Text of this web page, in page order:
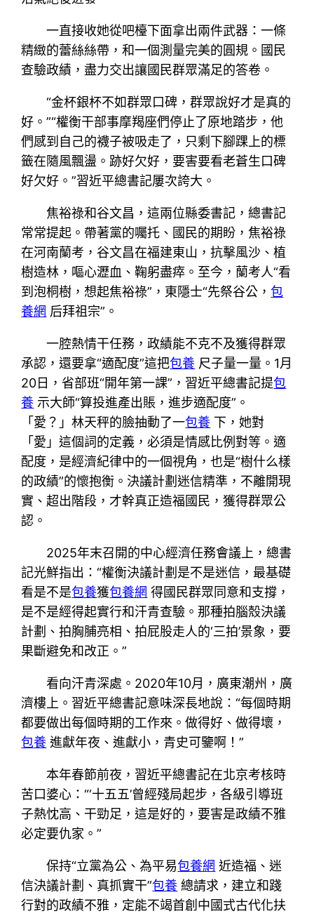
一直接收她從吧檯下面拿出兩件武器：一條
精緻的蕾絲絲帶，和一個測量完美的圓規。國民
查驗政績，盡力交出讓國民群眾滿足的答卷。
“金杯銀杯不如群眾口碑，群眾說好才是真的
好。”“權衡干部事摩羯座們停止了原地踏步，他
們感到自己的襪子被吸走了，只剩下腳踝上的標
籤在隨風飄盪。跡好欠好，要害要看老蒼生口碑
好欠好。”習近平總書記屢次誇大。
焦裕祿和谷文昌，這兩位縣委書記，總書記
常常提起。帶著黨的囑托、國民的期盼，焦裕祿
在河南蘭考，谷文昌在福建東山，抗擊風沙、植
樹造林，嘔心瀝血、鞠躬盡瘁。至今，蘭考人“看
到泡桐樹，想起焦裕祿”，東隱士“先祭谷公，包
養網 后拜祖宗”。
一腔熱情干任務，政績能不克不及獲得群眾
承認，還要拿“適配度”這把包養 尺子量一量。1月
20日，省部班“開年第一課”，習近平總書記提包
養 示大師“算投進產出賬，進步適配度”。
「愛？」林天秤的臉抽動了一包養 下，她對
「愛」這個詞的定義，必須是情感比例對等。適
配度，是經濟紀律中的一個視角，也是“樹什么樣
的政績”的懷抱衡。決議計劃迷信精準，不離開現
實、超出階段，才幹真正造福國民，獲得群眾公
認。
2025年末召開的中心經濟任務會議上，總書
記光鮮指出：“權衡決議計劃是不是迷信，最基礎
看是不是包養獲包養網 得國民群眾同意和支撐，
是不是經得起實行和汗青查驗。那種拍腦殼決議
計劃、拍胸脯亮相、拍屁股走人的‘三拍’景象，要
果斷避免和改正。”
看向汗青深處。2020年10月，廣東潮州，廣
濟樓上。習近平總書記意味深長地說：“每個時期
都要做出每個時期的工作來。做得好、做得壞，
包養 進獻年夜、進獻小，青史可鑒啊！”
本年春節前夜，習近平總書記在北京考核時
苦口婆心：“‘十五五’曾經殘局起步，各級引導班
子熱忱高、干勁足，這是好的，要害是政績不雅
必定要仇家。”
保持“立黨為公、為平易包養網 近造福、迷
信決議計劃、真抓實干”包養 總請求，建立和踐
行對的政績不雅，定能不竭首創中國式古代化扶